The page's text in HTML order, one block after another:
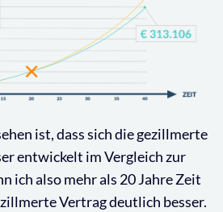
ist, dass sich die gezillmerte
entwickelt im Vergleich zur
ich also mehr als 20 Jahre Zeit
Vertrag deutlich besser.